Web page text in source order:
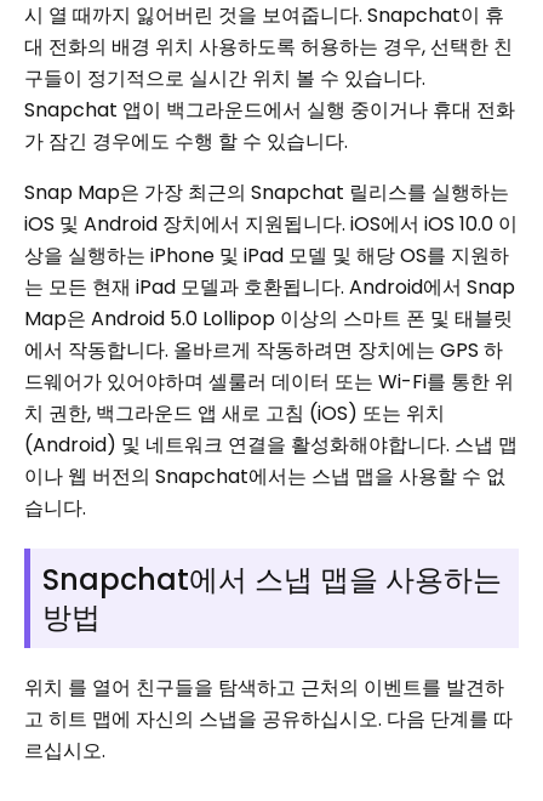
시 열 때까지 잃어버린 것을 보여줍니다. Snapchat이 휴
대 전화의 배경 위치 사용하도록 허용하는 경우, 선택한 친
구들이 정기적으로 실시간 위치 볼 수 있습니다.
Snapchat 앱이 백그라운드에서 실행 중이거나 휴대 전화
가 잠긴 경우에도 수행 할 수 있습니다.
Snap Map은 가장 최근의 Snapchat 릴리스를 실행하는
iOS 및 Android 장치에서 지원됩니다. iOS에서 iOS 10.0 이
상을 실행하는 iPhone 및 iPad 모델 및 해당 OS를 지원하
는 모든 현재 iPad 모델과 호환됩니다. Android에서 Snap
Map은 Android 5.0 Lollipop 이상의 스마트 폰 및 태블릿
에서 작동합니다. 올바르게 작동하려면 장치에는 GPS 하
드웨어가 있어야하며 셀룰러 데이터 또는 Wi-Fi를 통한 위
치 권한, 백그라운드 앱 새로 고침 (iOS) 또는 위치
(Android) 및 네트워크 연결을 활성화해야합니다. 스냅 맵
이나 웹 버전의 Snapchat에서는 스냅 맵을 사용할 수 없
습니다.
Snapchat에서 스냅 맵을 사용하는
방법
위치 를 열어 친구들을 탐색하고 근처의 이벤트를 발견하
고 히트 맵에 자신의 스냅을 공유하십시오. 다음 단계를 따
르십시오.